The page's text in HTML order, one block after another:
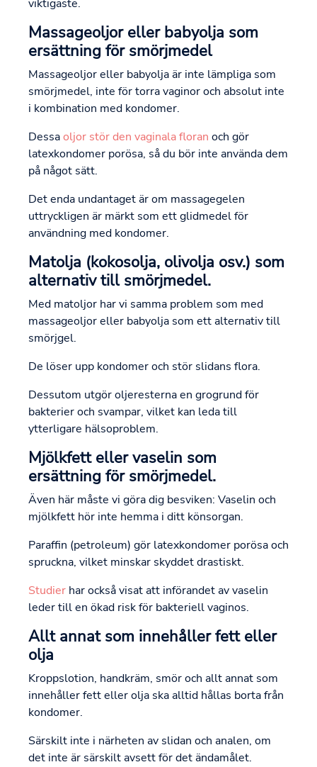
viktigaste.
Massageoljor eller babyolja som
ersättning för smörjmedel
Massageoljor eller babyolja är inte lämpliga som
smörjmedel, inte för torra vaginor och absolut inte
i kombination med kondomer.
Dessaoljor stör den vaginala floran och gör
latexkondomer porösa, så du bör inte använda dem
på något sätt.
Det enda undantaget är om massagegelen
uttryckligen är märkt som ett glidmedel för
användning med kondomer.
Matolja (kokosolja, olivolja osv.) som
alternativ till smörjmedel.
Med matoljor har vi samma problem som med
massageoljor eller babyolja som ett alternativ till
smörjgel.
De löser upp kondomer och stör slidans flora.
Dessutom utgör oljeresterna en grogrund för
bakterier och svampar, vilket kan leda till
ytterligare hälsoproblem.
Mjölkfett eller vaselin som
ersättning för smörjmedel.
Även här måste vi göra dig besviken: Vaselin och
mjölkfett hör inte hemma i ditt könsorgan.
Paraffin (petroleum) gör latexkondomer porösa och
spruckna, vilket minskar skyddet drastiskt.
Studier har också visat att införandet av vaselin
leder till en ökad risk för bakteriell vaginos.
Allt annat som innehåller fett eller
olja
Kroppslotion, handkräm, smör och allt annat som
innehåller fett eller olja ska alltid hållas borta från
kondomer.
Särskilt inte i närheten av slidan och analen, om
det inte är särskilt avsett för det ändamålet.